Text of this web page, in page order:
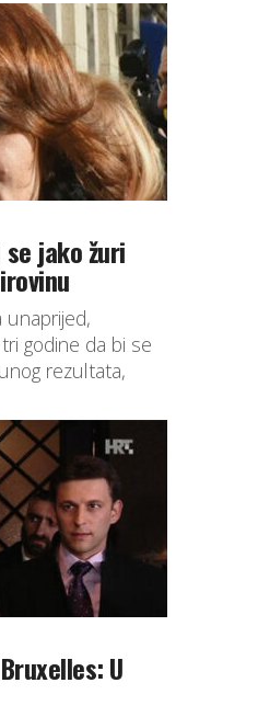
se jako žuri
unaprijed,
godine da bi se
rezultata,
U